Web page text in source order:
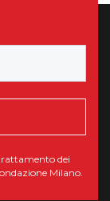
dei
Milano.